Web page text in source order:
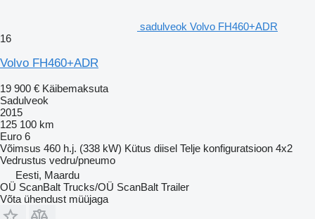
sadulveok Volvo FH460+ADR
16
Volvo FH460+ADR
19 900 € Käibemaksuta
Sadulveok
2015
125 100 km
Euro 6
Võimsus 460 h.j. (338 kW) Kütus diisel Telje konfiguratsioon 4x2
Vedrustus vedru/pneumo
Eesti, Maardu
OÜ ScanBalt Trucks/OÜ ScanBalt Trailer
Võta ühendust müüjaga